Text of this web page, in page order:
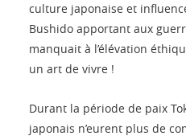
culture japonaise et
Bushido apportant aux
manquait à l’élévation
un art de vivre !
Durant la période de paix
japonais n’eurent plus de